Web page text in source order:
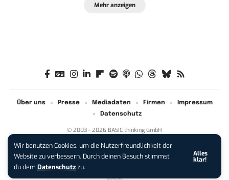
Wir benutzen Cookies, um die Nutzerfreundlichkeit der
Website zu verbessern. Durch deinen Besuch stimmst
du dem Datenschutzzu.
Alles
klar!
Mehr anzeigen
© 2003 - 2026 BASIC thinking GmbH
Über uns Presse Mediadaten Firmen
Impressum
Datenschutz
iPhone 17 Pro sichern:Für 1 € +
200 € Hardware-Bonus!